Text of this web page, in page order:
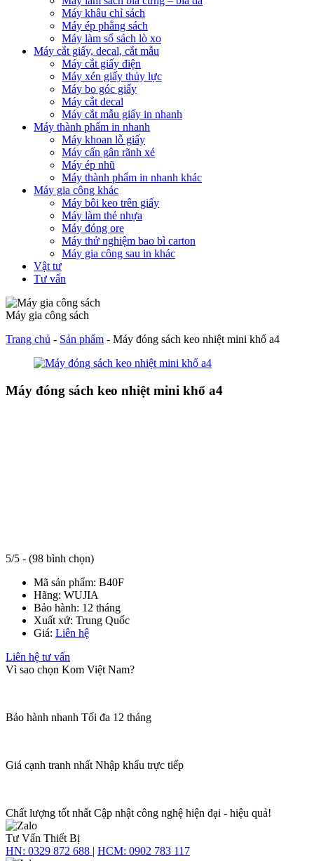
Máy khâu chỉ sách
Máy ép phẳng sách
Máy làm sổ sách lò xo
Máy cắt giấy, decal, cắt mẫu
Máy cắt giấy điện
Máy xén giấy thủy lực
Máy bo góc giấy
Máy cắt decal
Máy cắt mẫu giấy in nhanh
Máy thành phẩm in nhanh
Máy khoan lỗ giấy
Máy cấn gân rãnh xé
Máy ép nhũ
Máy thành phẩm in nhanh khác
Máy gia công khác
Máy bôi keo trên giấy
Máy làm thẻ nhựa
Máy đóng ore
Máy thử nghiệm bao bì carton
Máy gia công sau in khác
Vật tư
Tư vấn
Máy gia công sách
Trang chủ - Sản phẩm - Máy đóng sách keo nhiệt mini khổ a4
Máy đóng sách keo nhiệt mini khổ a4
5/5 - (98 bình chọn)
Mã sản phẩm: B40F
Hãng: WUJIA
Bảo hành: 12 tháng
Xuất xứ: Trung Quốc
Giá: Liên hệ
Liên hệ tư vấn
Vì sao chọn Kom Việt Nam?
Bảo hành nhanh Tối đa 12 tháng
Giá cạnh tranh nhất Nhập khẩu trực tiếp
Chất lượng tốt nhất Cập nhật công nghệ hiện đại - hiệu quả!
Tư Vấn Thiết Bị
HN: 0329 872 688 | HCM: 0902 783 117